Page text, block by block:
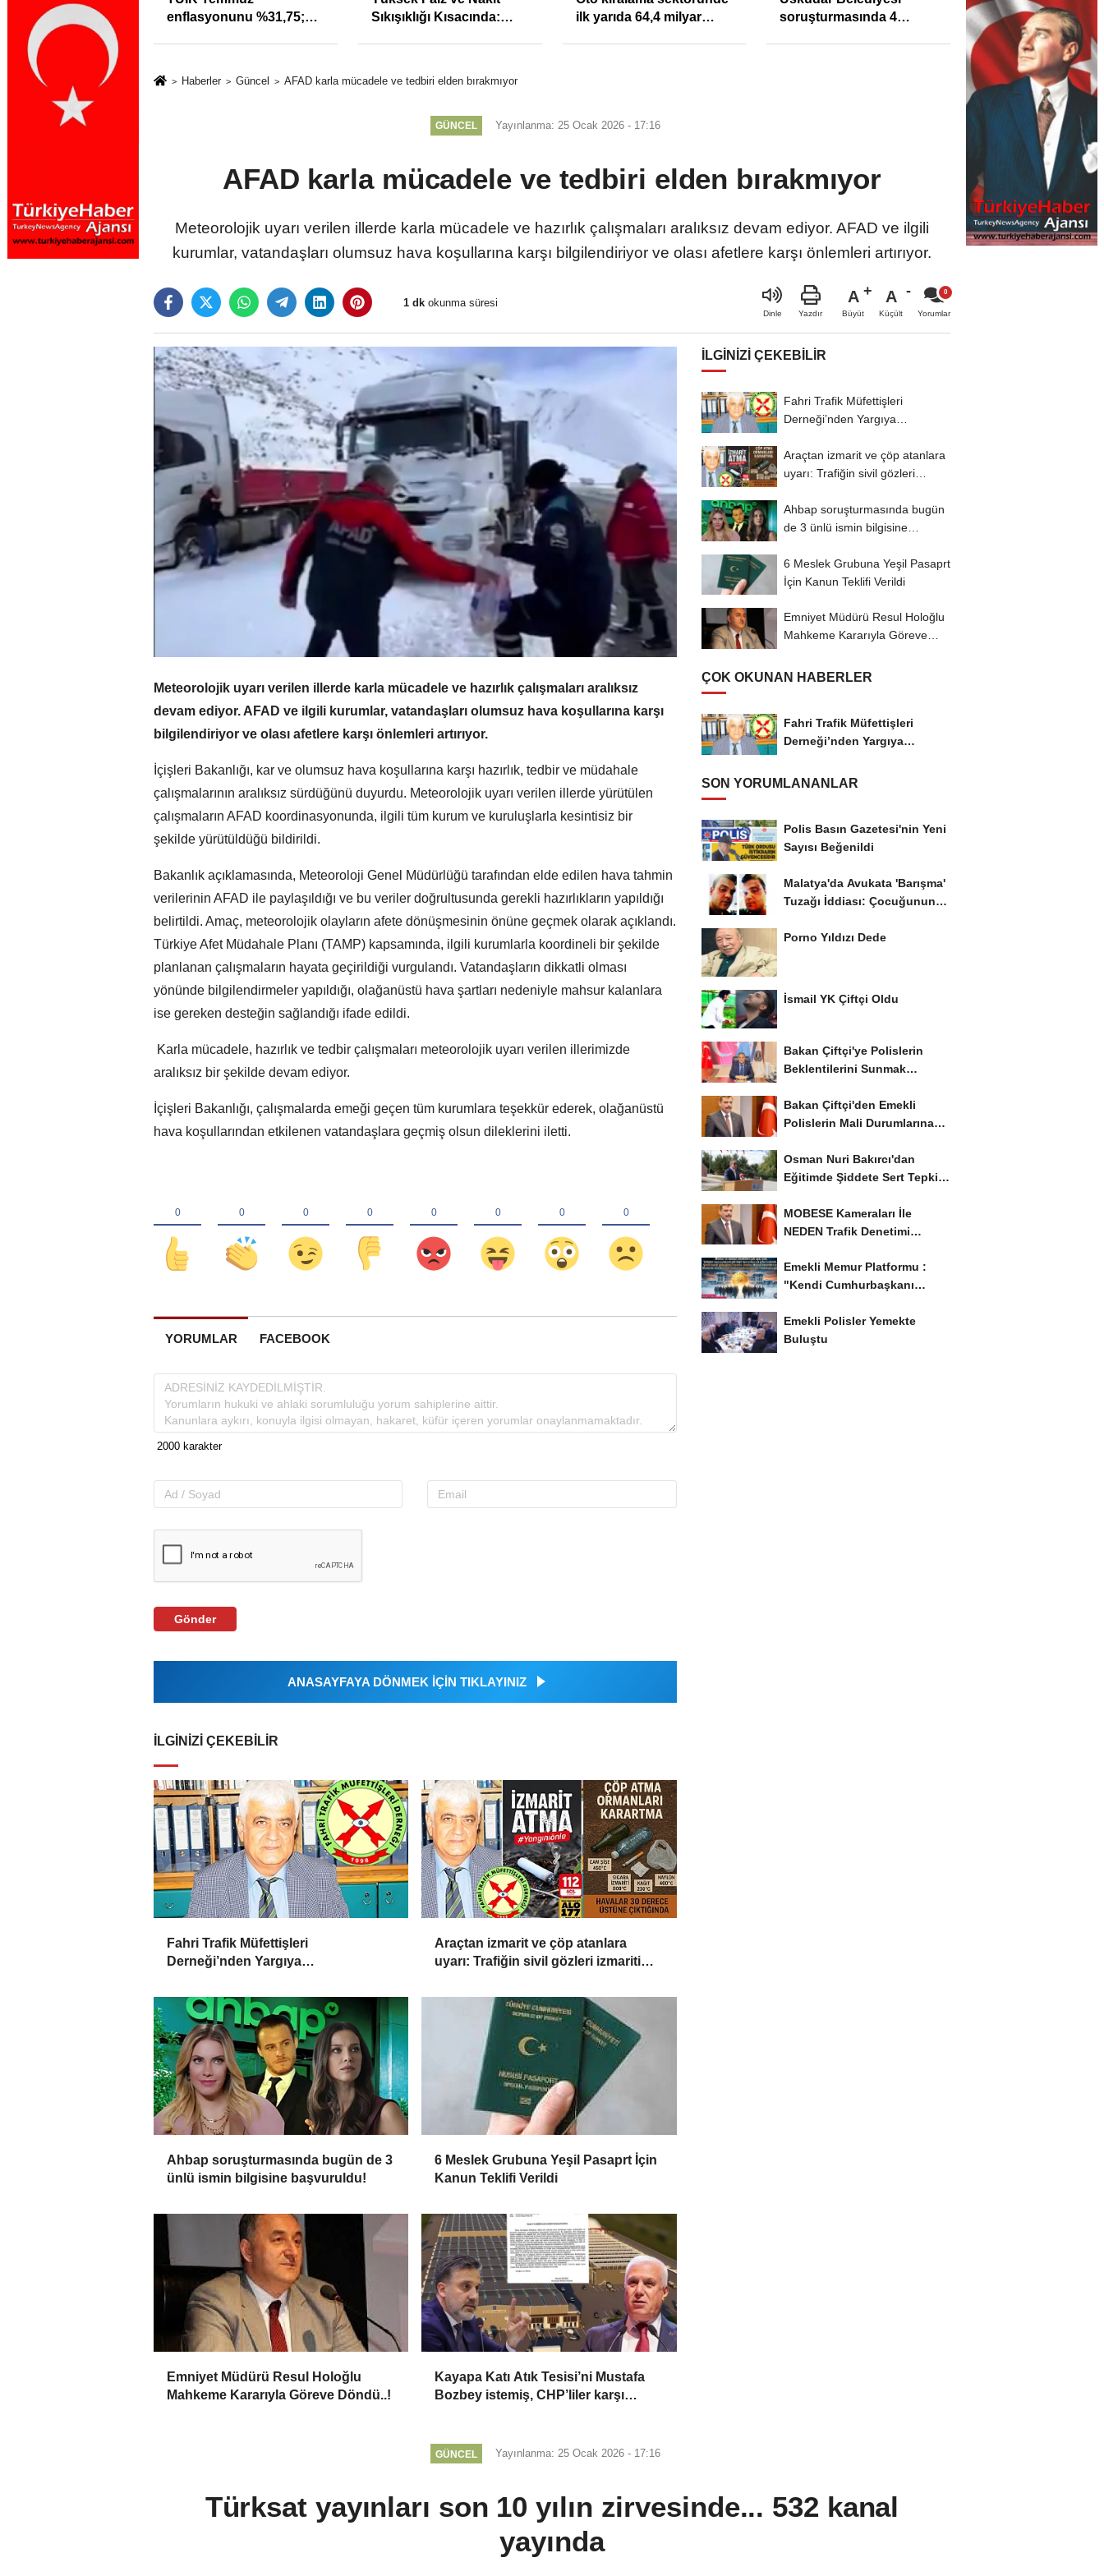
uyarı: Trafiğin
izmariti
enflasyonunu %31,75;
Sıkışıklığı Kısacında:
ilk yarıda 64,4 milyar
soruşturmasında 4
Haberler Güncel AFAD karla mücadele ve tedbiri elden bırakmıyor
GÜNCEL Yayınlanma: 25 Ocak 2026 - 17:16
AFAD karla mücadele ve tedbiri elden bırakmıyor
Meteorolojik uyarı verilen illerde karla mücadele ve hazırlık çalışmaları aralıksız devam ediyor. AFAD ve ilgili
kurumlar, vatandaşları olumsuz hava koşullarına karşı bilgilendiriyor ve olası afetlere karşı önlemleri artırıyor.
1 dk okunma süresi
Dinle Yazdır
A
Büyüt
A
Küçült Yorumlar
Meteorolojik uyarı verilen illerde karla mücadele ve hazırlık çalışmaları aralıksız
devam ediyor. AFAD ve ilgili kurumlar, vatandaşları olumsuz hava koşullarına karşı
bilgilendiriyor ve olası afetlere karşı önlemleri artırıyor.
İçişleri Bakanlığı, kar ve olumsuz hava koşullarına karşı hazırlık, tedbir ve müdahale
çalışmalarının aralıksız sürdüğünü duyurdu. Meteorolojik uyarı verilen illerde yürütülen
çalışmaların AFAD koordinasyonunda, ilgili tüm kurum ve kuruluşlarla kesintisiz bir
şekilde yürütüldüğü bildirildi.
Bakanlık açıklamasında, Meteoroloji Genel Müdürlüğü tarafından elde edilen hava tahmin
verilerinin AFAD ile paylaşıldığı ve bu veriler doğrultusunda gerekli hazırlıkların yapıldığı
belirtildi. Amaç, meteorolojik olayların afete dönüşmesinin önüne geçmek olarak açıklandı.
Türkiye Afet Müdahale Planı (TAMP) kapsamında, ilgili kurumlarla koordineli bir şekilde
planlanan çalışmaların hayata geçirildiği vurgulandı. Vatandaşların dikkatli olması
yönünde bilgilendirmeler yapıldığı, olağanüstü hava şartları nedeniyle mahsur kalanlara
ise gereken desteğin sağlandığı ifade edildi.
️ Karla mücadele, hazırlık ve tedbir çalışmaları meteorolojik uyarı verilen illerimizde
aralıksız bir şekilde devam ediyor.
İçişleri Bakanlığı, çalışmalarda emeği geçen tüm kurumlara teşekkür ederek, olağanüstü
hava koşullarından etkilenen vatandaşlara geçmiş olsun dileklerini iletti.
YORUMLAR FACEBOOK
Gönder
ANASAYFAYA DÖNMEK İÇİN TIKLAYINIZ
İLGINIZI ÇEKEBILIR
Fahri Trafik Müfettişleri
Derneği’nden Yargıya
İptali Hukuksuzdur’
Araçtan izmarit ve çöp atanlara
uyarı: Trafiğin sivil gözleri izmariti
Ahbap soruşturmasında bugün de 3
ünlü ismin bilgisine başvuruldu!
6 Meslek Grubuna Yeşil Pasaprt İçin
Kanun Teklifi Verildi
Emniyet Müdürü Resul Holoğlu
Mahkeme Kararıyla Göreve Döndü..!
Kayapa Katı Atık Tesisi’ni Mustafa
Bozbey istemiş, CHP’liler karşı
İLGINIZI ÇEKEBILIR
Fahri Trafik Müfettişleri
Derneği’nden Yargıya
Araçtan izmarit ve çöp atanlara
uyarı: Trafiğin sivil gözleri
Ahbap soruşturmasında bugün
de 3 ünlü ismin bilgisine
6 Meslek Grubuna Yeşil Pasaprt
İçin Kanun Teklifi Verildi
Emniyet Müdürü Resul Holoğlu
Mahkeme Kararıyla Göreve
ÇOK OKUNAN HABERLER
Fahri Trafik Müfettişleri
Derneği’nden Yargıya
SON YORUMLANANLAR
Polis Basın Gazetesi'nin Yeni
Sayısı Beğenildi
Malatya'da Avukata 'Barışma'
Tuzağı İddiası: Çocuğunun
Porno Yıldızı Dede
İsmail YK Çiftçi Oldu
Bakan Çiftçi'ye Polislerin
Beklentilerini Sunmak
Bakan Çiftçi'den Emekli
Polislerin Mali Durumlarına
Osman Nuri Bakırcı'dan
Eğitimde Şiddete Sert Tepki:
MOBESE Kameraları İle
NEDEN Trafik Denetimi
Emekli Memur Platformu :
"Kendi Cumhurbaşkanı
Emekli Polisler Yemekte
Buluştu
GÜNCEL Yayınlanma: 25 Ocak 2026 - 17:16
Türksat yayınları son 10 yılın zirvesinde... 532 kanal
yayında